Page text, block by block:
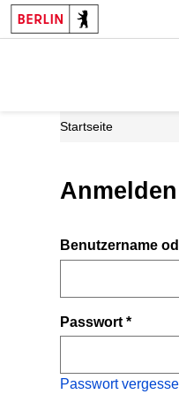
Startseite
Anmelden
Benutzername
Passwort*
Passwort